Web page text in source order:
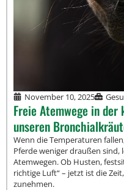
November 10, 2025
Freie Atemwege in
unseren
Wenn die Temperaturen
Pferde weniger draußen sind,
Atemwegen. Ob Husten,
richtige Luft“ – jetzt ist die
zunehmen.